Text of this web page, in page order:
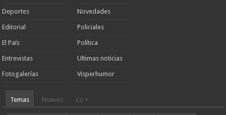
Deportes
Editorial
El País
Entrevistas
Fotogalerías
Novedades
Policiales
Política
Ultimas noticias
Visperhumor
Temas Nuevos Lo +